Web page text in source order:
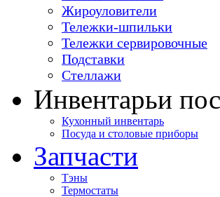
Жироуловители
Тележки-шпильки
Тележки сервировочные
Подставки
Стеллажи
Инвентарьи
Кухонный инвентарь
Посуда и столовые приборы
Запчасти
Тэны
Термостаты